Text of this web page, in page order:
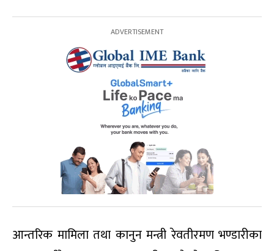
आन्तरिक मामिला तथा कानुन मन्त्री रेवतीरमण भण्डारीका